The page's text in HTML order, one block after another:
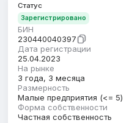
Статус
Зарегистрировано
БИН
230440040397
Дата регистрации
25.04.2023
На рынке
3 года, 3 месяца
Размерность
Малые предприятия (<= 5)
Форма собственности
Частная собственность